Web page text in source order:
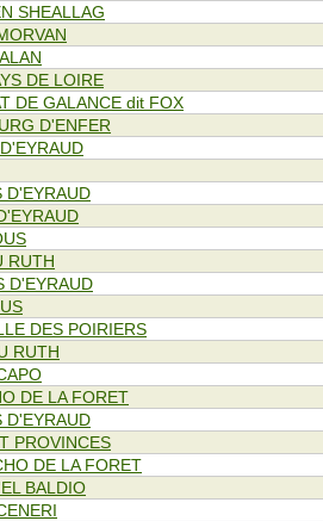
SHEALLAG
DE LOIRE
DE GALANCE dit FOX
D'ENFER
D'EYRAUD
RUTH
D'EYRAUD
DES POIRIERS
RUTH
DE LA FORET
D'EYRAUD
PROVINCES
DE LA FORET
BALDIO